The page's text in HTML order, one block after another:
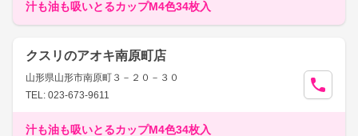
汁も油も吸いとるカップM4色34枚入
クスリのアオキ南原町店
山形県山形市南原町３－２０－３０
TEL: 023-673-9611
汁も油も吸いとるカップM4色34枚入